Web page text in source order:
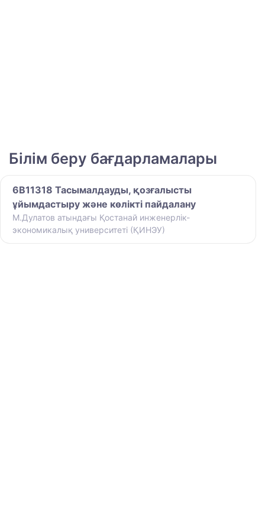
Білім беру бағдарламалары
6B11318 Тасымалдауды, қозғалысты
ұйымдастыру және көлікті пайдалану
М.Дулатов атындағы Қостанай инженерлік-
экономикалық университеті (ҚИНЭУ)